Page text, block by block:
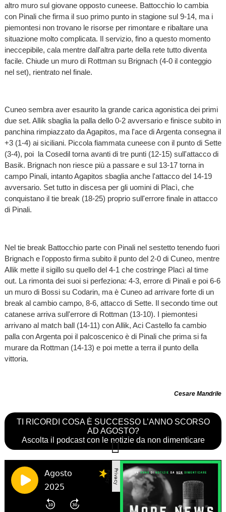
altro muro sul giovane opposto cuneese. Battocchio lo cambia
con Pinali che firma il suo primo punto in stagione sul 9-14, ma i
piemontesi non trovano le risorse per rimontare e ribaltare una
situazione molto complicata. Il servizio, fino a questo momento
ineccepibile, cala mentre dall'altra parte della rete tutto diventa
facile. Chiude un muro di Rottman su Brignach (4-0 il conteggio
nel set), rientrato nel finale.
Cuneo sembra aver esaurito la grande carica agonistica dei primi
due set. Allik sbaglia la palla dello 0-2 avversario e finisce subito in
panchina rimpiazzato da Agapitos, ma l'ace di Argenta consegna il
+3 (1-4) ai siciliani. Piccola fiammata cuneese con il punto di Sette
(3-4), poi la Cosedil torna avanti di tre punti (12-15) sull'attacco di
Basik. Brignach non riesce più a passare e sul 13-17 torna in
campo Pinali, intanto Agapitos sbaglia anche l'attacco del 14-19
avversario. Set tutto in discesa per gli uomini di Placì, che
conquistano il tie break (18-25) proprio sull'errore finale in attacco
di Pinali.
Nel tie break Battocchio parte con Pinali nel sestetto tenendo fuori
Brignach e l'opposto firma subito il punto del 2-0 di Cuneo, mentre
Allik mette il sigillo su quello del 4-1 che costringe Placì al time
out. La rimonta dei suoi si perfeziona: 4-3, errore di Pinali e poi 6-6
un muro di Bossi su Codarin, ma è Cuneo ad arrivare forte di un
break al cambio campo, 8-6, attacco di Sette. Il secondo time out
catanese arriva sull'errore di Rottman (13-10). I piemontesi
arrivano al match ball (14-11) con Allik, Aci Castello fa cambio
palla con Argenta poi il palcoscenico è di Pinali che prima si fa
murare da Rottman (14-13) e poi mette a terra il punto della
vittoria.
Cesare Mandrile
TI RICORDI COSA È SUCCESSO L’ANNO SCORSO
AD AGOSTO?
Ascolta il podcast con le notizie da non dimenticare